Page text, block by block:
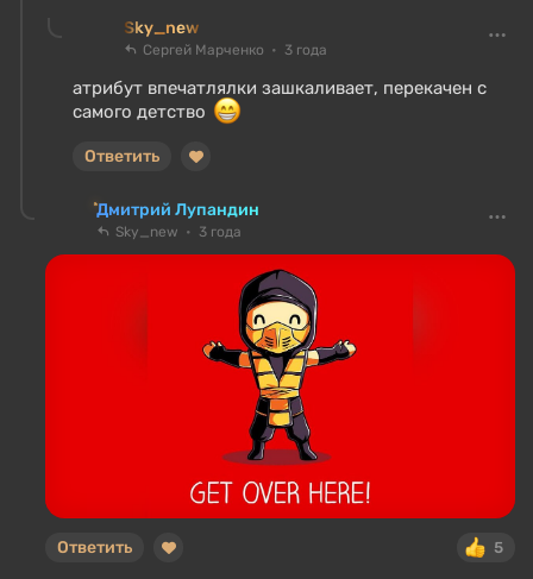
Sky_new
Сергей Марченко 3 года
атрибут впечатлялки зашкаливает, перекачен с
самого детство
Ответить
Дмитрий Лупандин
Sky_new 3 года
5
Ответить